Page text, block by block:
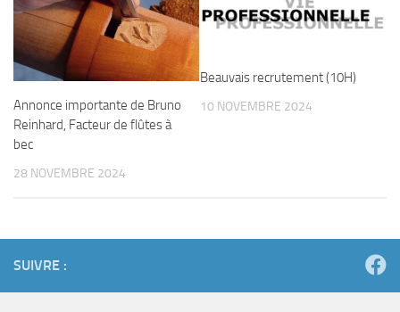
Annonce importante de Bruno
Reinhard, Facteur de flûtes à
bec
28 NOVEMBRE 2024
Beauvais recrutement (10H)
10 NOVEMBRE 2024
SUIVRE :